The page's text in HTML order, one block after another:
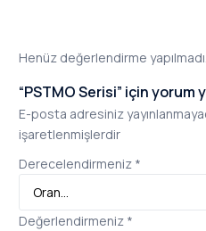
Henüz değerlendirme yapılmadı.
“PSTMO Serisi” için yorum
E-posta adresiniz
işaretlenmişlerdir
Derecelendirmeniz *
Değerlendirmeniz *